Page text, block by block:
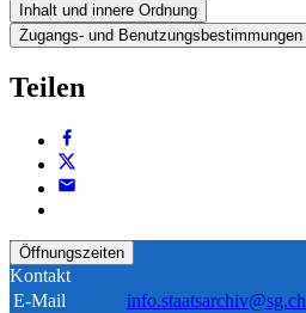
Inhalt und innere Ordnung
Zugangs- und Benutzungsbestimmungen
Teilen
Öffnungszeiten
Kontakt
E-Mail
info.staatsarchiv@sg.ch